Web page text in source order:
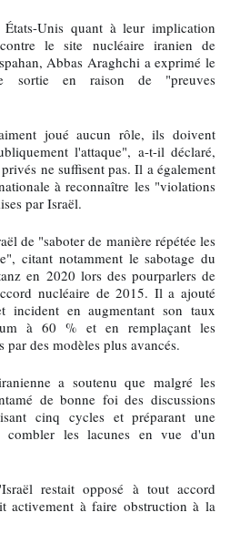
Unis quant à leur implication
le site nucléaire iranien de
Abbas Araghchi a exprimé le
sortie en raison de "preuves
joué aucun rôle, ils doivent
l'attaque", a-t-il déclaré,
ne suffisent pas. Il a également
à reconnaître les "violations
par Israël.
de "saboter de manière répétée les
citant notamment le sabotage du
en 2020 lors des pourparlers de
nucléaire de 2015. Il a ajouté
en augmentant son taux
à 60 % et en remplaçant les
par des modèles plus avancés.
a soutenu que malgré les
de bonne foi des discussions
cinq cycles et préparant une
combler les lacunes en vue d'un
restait opposé à tout accord
activement à faire obstruction à la